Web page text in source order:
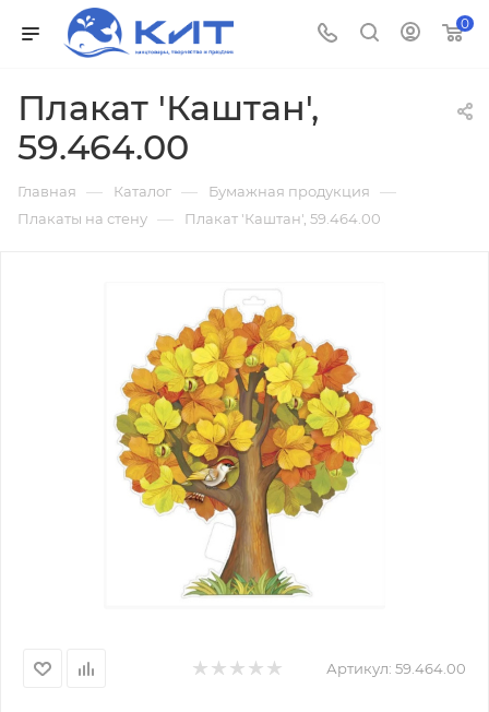
0
Плакат 'Каштан',
59.464.00
Главная — Каталог — Бумажная продукция —
Плакаты на стену — Плакат 'Каштан', 59.464.00
Артикул: 59.464.00